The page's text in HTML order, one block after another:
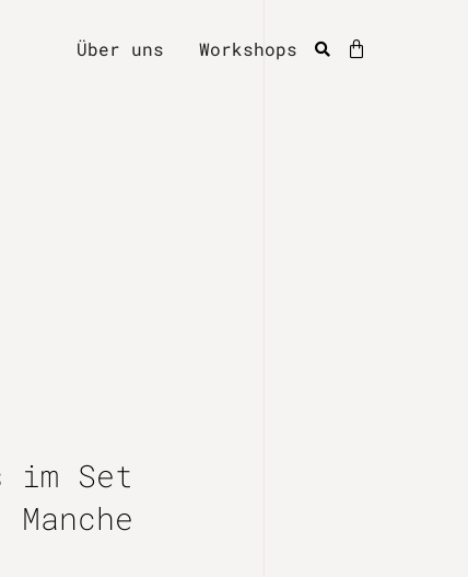
Über uns Workshops
im Set
Manche